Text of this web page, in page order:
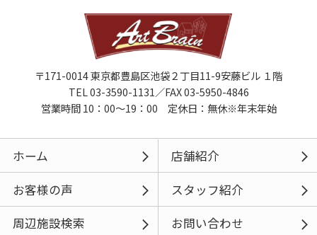
〒171-0014 東京都豊島区池袋２丁目11-9安藤ビル １階
TEL 03-3590-1131／FAX 03-5950-4846
営業時間 10：00～19：00 定休日：無休※年末年始
ホーム
店舗紹介
お客様の声
スタッフ紹介
周辺施設検索
お問い合わせ